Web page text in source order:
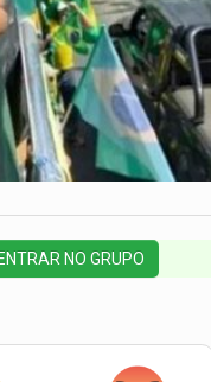
NO GRUPO